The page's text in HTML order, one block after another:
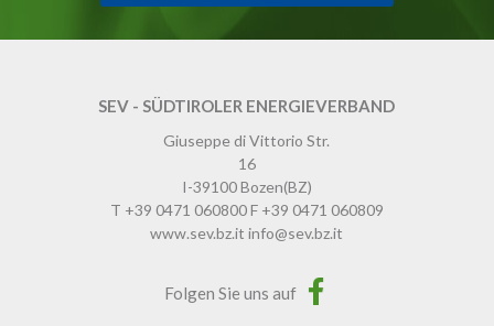
SEV - SÜDTIROLER ENERGIEVERBAND
Giuseppe di Vittorio Str.
16
I-39100Bozen(BZ)
T +39 0471 060800F +39 0471 060809
www.sev.bz.it info@sev.bz.it
Folgen Sie uns auf